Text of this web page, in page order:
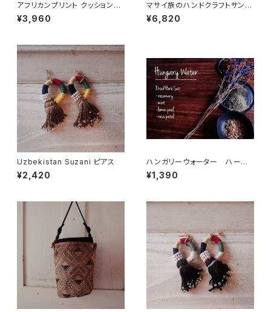
アフリカンプリント クッションカ
バー circles
¥3,960
マサイ族のハンドクラフトサンダ
ル(本革) EU38/24cm
¥6,820
Uzbekistan Suzani ピアス
¥2,420
ハンガリーウォーター ハーブ
セット （レシピなし）2回目以降
ご注文の方用
¥1,390